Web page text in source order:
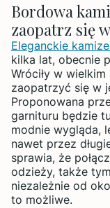
Bordowa
zaopatrz się
Eleganckie
kilka lat, obecnie
Wróciły w
zaopatrzyć się w
Proponowana
garnituru będzie
modnie wygląda,
nawet przez
sprawia, że
odzieży, także
niezależnie od
to możliwe.